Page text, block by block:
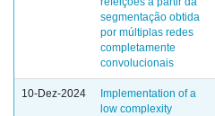
segmentação obtida
por múltiplas redes
completamente
convolucionais
10-Dez-2024
Implementation of a
low complexity